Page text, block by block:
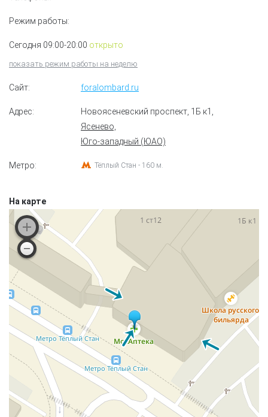
Режим работы:
Сегодня 09:00-20:00 открыто
показать режим работы на неделю
Сайт: foralombard.ru
Адрес: Новоясеневский проспект, 1Б к1
Ясенево,
Юго-западный (ЮАО)
Метро: Тёплый Стан - 160 м.
На карте